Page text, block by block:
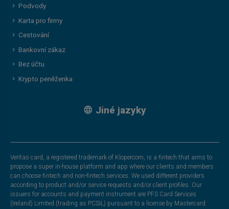
Podvody
Karta pro firmy
Cestování
Bankovní zákaz
Bez účtu
Krypto peněženka
Jiné jazyky
Veritas card, a registered trademark of Klopercom, is a fintech that aims to
propose a super in-house platform and app where our clients and members
can choose fintech and non-fintech services. We used different providers
according to product and/or service requests and/or client profiles. Our
issuers for accounts and payment instrument are PFS Card Services
(Ireland) Limited (trading as PCSIL) pursuant to a license by Mastercard